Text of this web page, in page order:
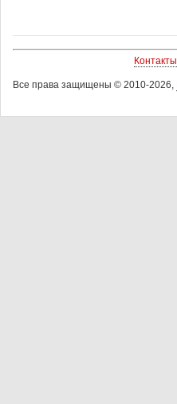
Контакты
Все права защищены © 2010-2026,